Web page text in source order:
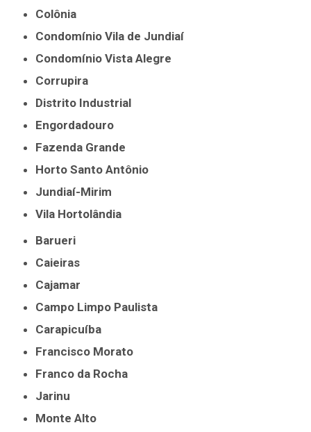
Colônia
Condomínio Vila de Jundiaí
Condomínio Vista Alegre
Corrupira
Distrito Industrial
Engordadouro
Fazenda Grande
Horto Santo Antônio
Jundiaí-Mirim
Vila Hortolândia
Barueri
Caieiras
Cajamar
Campo Limpo Paulista
Carapicuíba
Francisco Morato
Franco da Rocha
Jarinu
Monte Alto